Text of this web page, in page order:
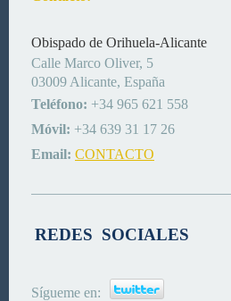
Obispado de Orihuela-Alicante
Calle Marco Oliver, 5
03009 Alicante, España
Teléfono: +34 965 621 558
Móvil: +34 639 31 17 26
Email: CONTACTO
REDES SOCIALES
Sígueme en: